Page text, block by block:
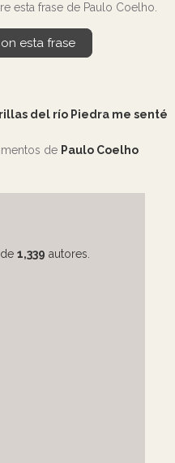
esta frase de Paulo Coelho.
esta frase
del río Piedra me senté
de Paulo Coelho
1,339 autores.